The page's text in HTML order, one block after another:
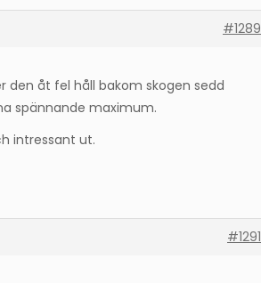
#1289
den åt fel håll bakom skogen sedd
spännande maximum.
intressant ut.
#1291